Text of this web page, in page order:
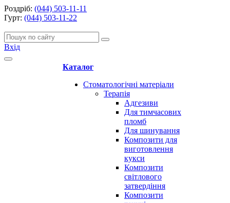
Роздріб: (044) 503-11-11
Гурт: (044) 503-11-22
Вхід
Каталог
Стоматологічні матеріали
Терапія
Адгезиви
Для тимчасових
пломб
Для шинування
Композити для
виготовлення
кукси
Композити
світлового
затвердіння
Композити